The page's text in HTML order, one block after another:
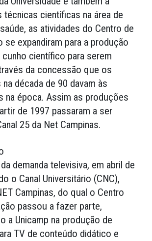
técnicas científicas na área de
as atividades do Centro de
se expandiram para a produção
científico para serem
da concessão que os
década de 90 davam às
na época. Assim as produções
de 1997 passaram a ser
25 da Net Campinas.
demanda televisiva, em abril de
o Canal Universitário (CNC),
Campinas, do qual o Centro
passou a fazer parte,
a Unicamp na produção de
TV de conteúdo didático e